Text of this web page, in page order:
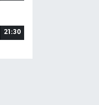
21:30